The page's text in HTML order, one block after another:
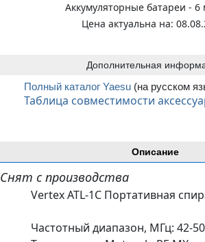
Описание
Снят с производства
Vertex ATL-1C Портативная
Частотный диапазон, МГц: 42-
Аккумуляторные батареи - 6
Цена актуальна на:
Дополнительная
Полный каталог Yaesu (на русском
Таблица совместимости